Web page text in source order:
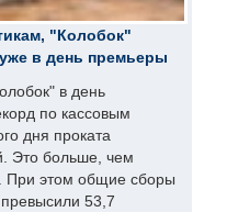
"Колобок"
в день премьеры
в день
по кассовым
дня проката
Это больше, чем
При этом общие сборы
53,7